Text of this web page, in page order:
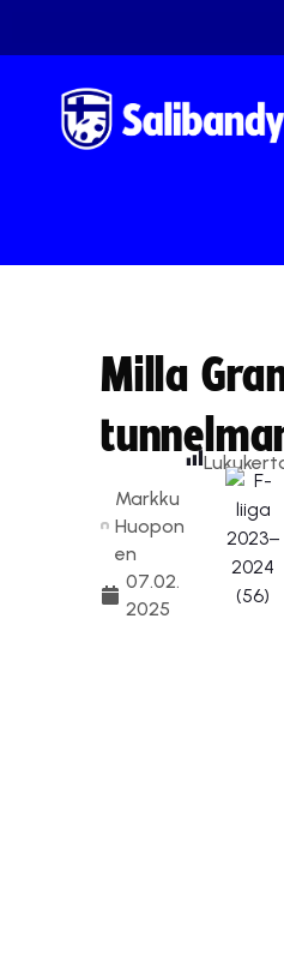
Milla
Markku
Huopon
en
07.02.
2025